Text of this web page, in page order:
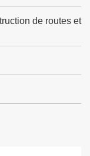
de routes et